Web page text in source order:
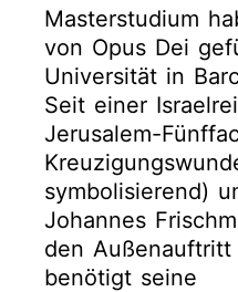
Masterstudium
von Opus Dei
Universität in
Seit einer
Jerusalem-
symbolisierend)
Johannes
den Außenauftritt
benötigt seine